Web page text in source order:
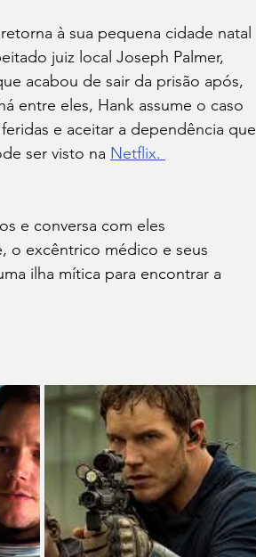
à sua pequena cidade natal
juiz local Joseph Palmer,
acabou de sair da prisão após,
entre eles, Hank assume o caso
e aceitar a dependência que
ser visto na Netflix.
e conversa com eles
o excêntrico médico e seus
ilha mítica para encontrar a